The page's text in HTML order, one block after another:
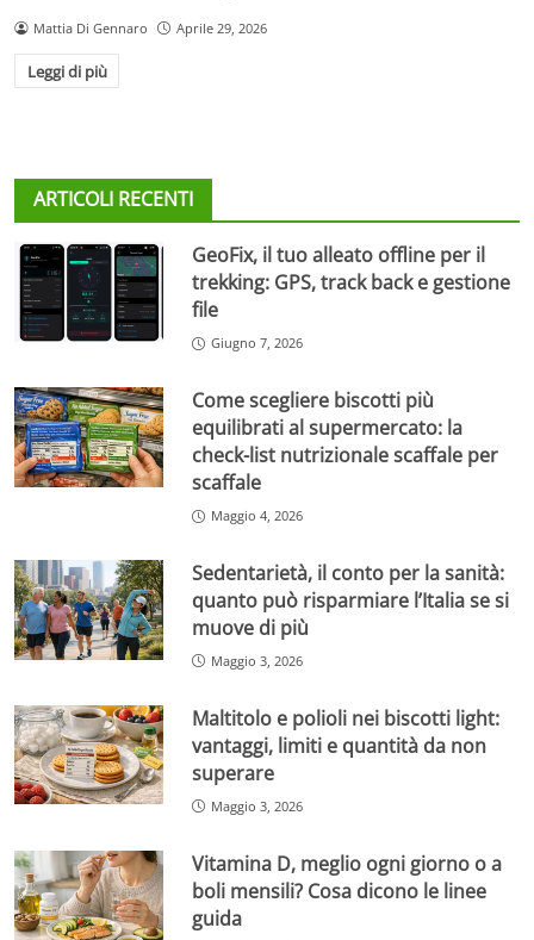
Mattia Di Gennaro Aprile 29, 2026
Leggi di più
ARTICOLI RECENTI
GeoFix, il tuo alleato offline per il
trekking: GPS, track back e gestione
file
Giugno 7, 2026
Come scegliere biscotti più
equilibrati al supermercato: la
check-list nutrizionale scaffale per
scaffale
Maggio 4, 2026
Sedentarietà, il conto per la sanità:
quanto può risparmiare l’Italia se si
muove di più
Maggio 3, 2026
Maltitolo e polioli nei biscotti light:
vantaggi, limiti e quantità da non
superare
Maggio 3, 2026
Vitamina D, meglio ogni giorno o a
boli mensili? Cosa dicono le linee
guida